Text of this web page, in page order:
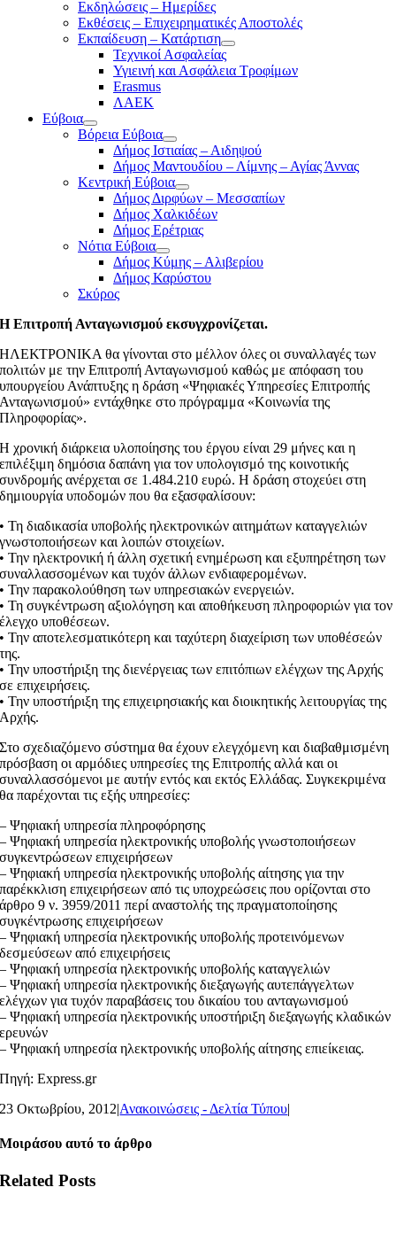
Εκδηλώσεις – Ημερίδες
Εκθέσεις – Επιχειρηματικές Αποστολές
Εκπαίδευση – Κατάρτιση
Τεχνικοί Ασφαλείας
Υγιεινή και Ασφάλεια Τροφίμων
Erasmus
ΛΑΕΚ
Εύβοια
Βόρεια Εύβοια
Δήμος Ιστιαίας – Αιδηψού
Δήμος Μαντουδίου – Λίμνης – Αγίας Άννας
Κεντρική Εύβοια
Δήμος Διρφύων – Μεσσαπίων
Δήμος Χαλκιδέων
Δήμος Ερέτριας
Νότια Εύβοια
Δήμος Κύμης – Αλιβερίου
Δήμος Καρύστου
Σκύρος
Η Επιτροπή Ανταγωνισμού εκσυγχρονίζεται.
ΗΛΕΚΤΡΟΝΙΚΑ θα γίνονται στο μέλλον όλες οι συναλλαγές των
πολιτών με την Επιτροπή Ανταγωνισμού καθώς με απόφαση του
υπουργείου Ανάπτυξης η δράση «Ψηφιακές Υπηρεσίες Επιτροπής
Ανταγωνισμού» εντάχθηκε στο πρόγραμμα «Κοινωνία της
Πληροφορίας».
Η χρονική διάρκεια υλοποίησης του έργου είναι 29 μήνες και η
επιλέξιμη δημόσια δαπάνη για τον υπολογισμό της κοινοτικής
συνδρομής ανέρχεται σε 1.484.210 ευρώ. Η δράση στοχεύει στη
δημιουργία υποδομών που θα εξασφαλίσουν:
• Τη διαδικασία υποβολής ηλεκτρονικών αιτημάτων καταγγελιών
γνωστοποιήσεων και λοιπών στοιχείων.
• Την ηλεκτρονική ή άλλη σχετική ενημέρωση και εξυπηρέτηση των
συναλλασσομένων και τυχόν άλλων ενδιαφερομένων.
• Την παρακολούθηση των υπηρεσιακών ενεργειών.
• Τη συγκέντρωση αξιολόγηση και αποθήκευση πληροφοριών για τον
έλεγχο υποθέσεων.
• Την αποτελεσματικότερη και ταχύτερη διαχείριση των υποθέσεών
της.
• Την υποστήριξη της διενέργειας των επιτόπιων ελέγχων της Αρχής
σε επιχειρήσεις.
• Την υποστήριξη της επιχειρησιακής και διοικητικής λειτουργίας της
Αρχής.
Στο σχεδιαζόμενο σύστημα θα έχουν ελεγχόμενη και διαβαθμισμένη
πρόσβαση οι αρμόδιες υπηρεσίες της Επιτροπής αλλά και οι
συναλλασσόμενοι με αυτήν εντός και εκτός Ελλάδας. Συγκεκριμένα
θα παρέχονται τις εξής υπηρεσίες:
– Ψηφιακή υπηρεσία πληροφόρησης
– Ψηφιακή υπηρεσία ηλεκτρονικής υποβολής γνωστοποιήσεων
συγκεντρώσεων επιχειρήσεων
– Ψηφιακή υπηρεσία ηλεκτρονικής υποβολής αίτησης για την
παρέκκλιση επιχειρήσεων από τις υποχρεώσεις που ορίζονται στο
άρθρο 9 ν. 3959/2011 περί αναστολής της πραγματοποίησης
συγκέντρωσης επιχειρήσεων
– Ψηφιακή υπηρεσία ηλεκτρονικής υποβολής προτεινόμενων
δεσμεύσεων από επιχειρήσεις
– Ψηφιακή υπηρεσία ηλεκτρονικής υποβολής καταγγελιών
– Ψηφιακή υπηρεσία ηλεκτρονικής διεξαγωγής αυτεπάγγελτων
ελέγχων για τυχόν παραβάσεις του δικαίου του ανταγωνισμού
– Ψηφιακή υπηρεσία ηλεκτρονικής υποστήριξη διεξαγωγής κλαδικών
ερευνών
– Ψηφιακή υπηρεσία ηλεκτρονικής υποβολής αίτησης επιείκειας.
Πηγή: Express.gr
23 Οκτωβρίου, 2012|Ανακοινώσεις - Δελτία Τύπου|
Μοιράσου αυτό το άρθρο
Related Posts